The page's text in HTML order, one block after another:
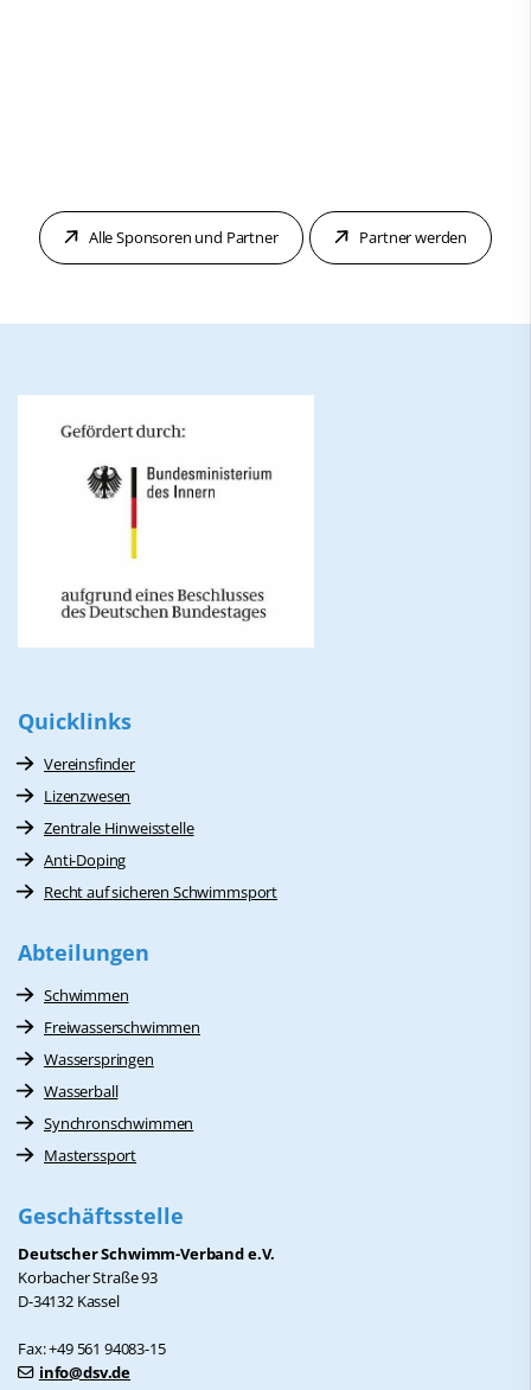
Alle Sponsoren und Partner Partner werden
Quicklinks
Vereinsfinder
Lizenzwesen
Zentrale Hinweisstelle
Anti-Doping
Recht auf sicheren Schwimmsport
Abteilungen
Schwimmen
Freiwasserschwimmen
Wasserspringen
Wasserball
Synchronschwimmen
Masterssport
Geschäftsstelle
Deutscher Schwimm-Verband e.V.
Korbacher Straße 93
D-34132 Kassel
Fax: +49 561 94083-15
info@dsv.de